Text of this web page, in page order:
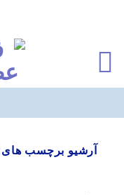
آرشیو برچسب